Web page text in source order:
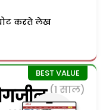
करते लेख
(1 साल)